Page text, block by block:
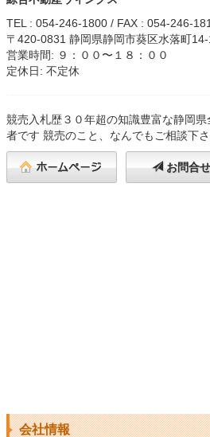
TEL : 054-246-1800 / FAX : 054-246-
〒420-0831 静岡県静岡市葵区水落町14-
営業時間: ９：００〜１８：００
定休日: 不定休
競売入札歴３０年超の知識豊富な静岡
者です 競売のこと、なんでもご相談下さ
お問合せ
会社情報